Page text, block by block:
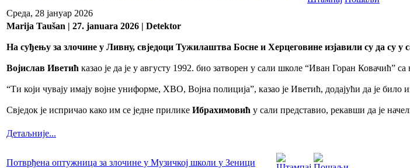
Среда, 28 јануар 2026
Marija Taušan | 27. januara 2026 | Detektor
На суђењу за злочине у Ливну, свједоци Тужилаштва Босне и Херцеговине изјавили су да су
Војислав Иветић казао је да је у августу 1992. био затворен у сали школе “Иван Горан Ковачић”
“Ти који чувају имају војне униформе, ХВО, Војна полиција”, казао је Иветић, додајући да је било
Свједок је испричао како им се једне прилике Ибрахимовић у сали представио, рекавши да је
Детаљније...
Потврђена оптужница за злочине у Музичкој школи у Зеници